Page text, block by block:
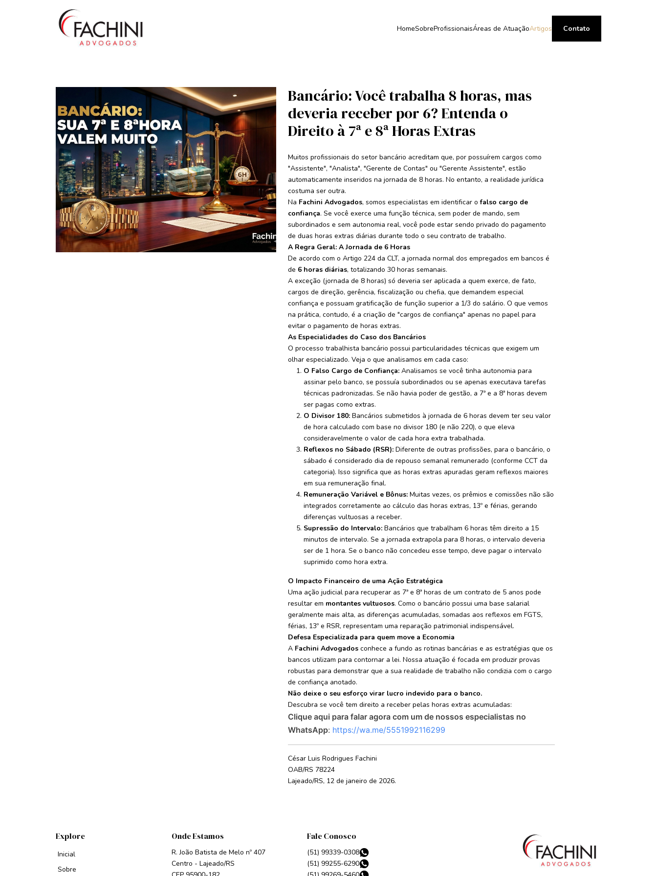
HomeSobreProfissionaisÁreas de AtuaçãoArtigos Contato
Bancário: Você trabalha 8 horas, mas
deveria receber por 6? Entenda o
Direito à 7ª e 8ª Horas Extras
Muitos profissionais do setor bancário acreditam que, por possuírem cargos como
"Assistente", "Analista", "Gerente de Contas" ou "Gerente Assistente", estão
automaticamente inseridos na jornada de 8 horas. No entanto, a realidade jurídica
costuma ser outra.
Na Fachini Advogados, somos especialistas em identificar ofalso cargo de
confiança. Se você exerce uma função técnica, sem poder de mando, sem
subordinados e sem autonomia real, você pode estar sendo privado do pagamento
de duas horas extras diárias durante todo o seu contrato de trabalho.
A Regra Geral: A Jornada de 6 Horas
De acordo com o Artigo 224 da CLT, a jornada normal dos empregados em bancos é
de 6 horas diárias, totalizando 30 horas semanais.
A exceção (jornada de 8 horas) só deveria ser aplicada a quem exerce, de fato,
cargos de direção, gerência, fiscalização ou chefia, que demandem especial
confiança e possuam gratificação de função superior a 1/3 do salário. O que vemos
na prática, contudo, é a criação de "cargos de confiança" apenas no papel para
evitar o pagamento de horas extras.
As Especialidades do Caso dos Bancários
O processo trabalhista bancário possui particularidades técnicas que exigem um
olhar especializado. Veja o que analisamos em cada caso:
O Falso Cargo de Confiança: Analisamos se você tinha autonomia para
assinar pelo banco, se possuía subordinados ou se apenas executava tarefas
técnicas padronizadas. Se não havia poder de gestão, a 7ª e a 8ª horas devem
ser pagas como extras.
O Divisor 180: Bancários submetidos à jornada de 6 horas devem ter seu valor
de hora calculado com base no divisor 180 (e não 220), o que eleva
consideravelmente o valor de cada hora extra trabalhada.
Reflexos no Sábado (RSR): Diferente de outras profissões, para o bancário, o
sábado é considerado dia de repouso semanal remunerado (conforme CCT da
categoria). Isso significa que as horas extras apuradas geram reflexos maiores
em sua remuneração final.
Remuneração Variável e Bônus: Muitas vezes, os prêmios e comissões não são
integrados corretamente ao cálculo das horas extras, 13º e férias, gerando
diferenças vultuosas a receber.
Supressão do Intervalo: Bancários que trabalham 6 horas têm direito a 15
minutos de intervalo. Se a jornada extrapola para 8 horas, o intervalo deveria
ser de 1 hora. Se o banco não concedeu esse tempo, deve pagar o intervalo
suprimido como hora extra.
O Impacto Financeiro de uma Ação Estratégica
Uma ação judicial para recuperar as 7ª e 8ª horas de um contrato de 5 anos pode
resultar em montantes vultuosos. Como o bancário possui uma base salarial
geralmente mais alta, as diferenças acumuladas, somadas aos reflexos em FGTS,
férias, 13º e RSR, representam uma reparação patrimonial indispensável.
Defesa Especializada para quem move a Economia
A Fachini Advogados conhece a fundo as rotinas bancárias e as estratégias que os
bancos utilizam para contornar a lei. Nossa atuação é focada em produzir provas
robustas para demonstrar que a sua realidade de trabalho não condizia com o cargo
de confiança anotado.
Não deixe o seu esforço virar lucro indevido para o banco.
Descubra se você tem direito a receber pelas horas extras acumuladas:
Clique aqui para falar agora com um de nossos especialistas no
WhatsApp: https://wa.me/5551992116299
César Luis Rodrigues Fachini
OAB/RS 78224
Lajeado/RS, 12 de janeiro de 2026.
Explore
Inicial
Sobre
Onde Estamos
R. João Batista de Melo nº 407
Centro - Lajeado/RS
Fale Conosco
(51) 99339-0308
(51) 99255-6290